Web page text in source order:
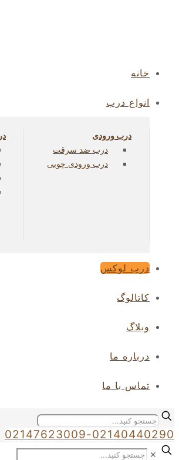
خانه
انواع درب
درب ورودی
درب ضد سرقت
درب ورودی چوبی
درب لوکس
کاتالوگ
وبلاگ
درباره ما
تماس با ما
02147623009-02140440290
✕